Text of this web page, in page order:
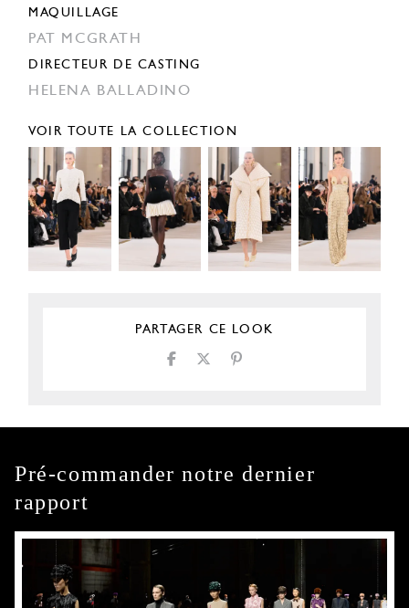
MAQUILLAGE
PAT MCGRATH
DIRECTEUR DE CASTING
HELENA BALLADINO
VOIR TOUTE LA COLLECTION
PARTAGER CE LOOK
Pré-commander notre dernier
rapport